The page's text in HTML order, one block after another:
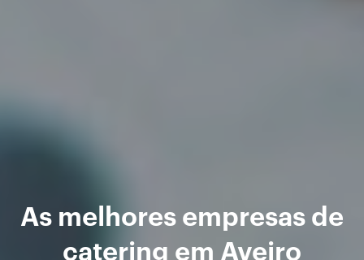
As melhores empresas de
catering em Aveiro